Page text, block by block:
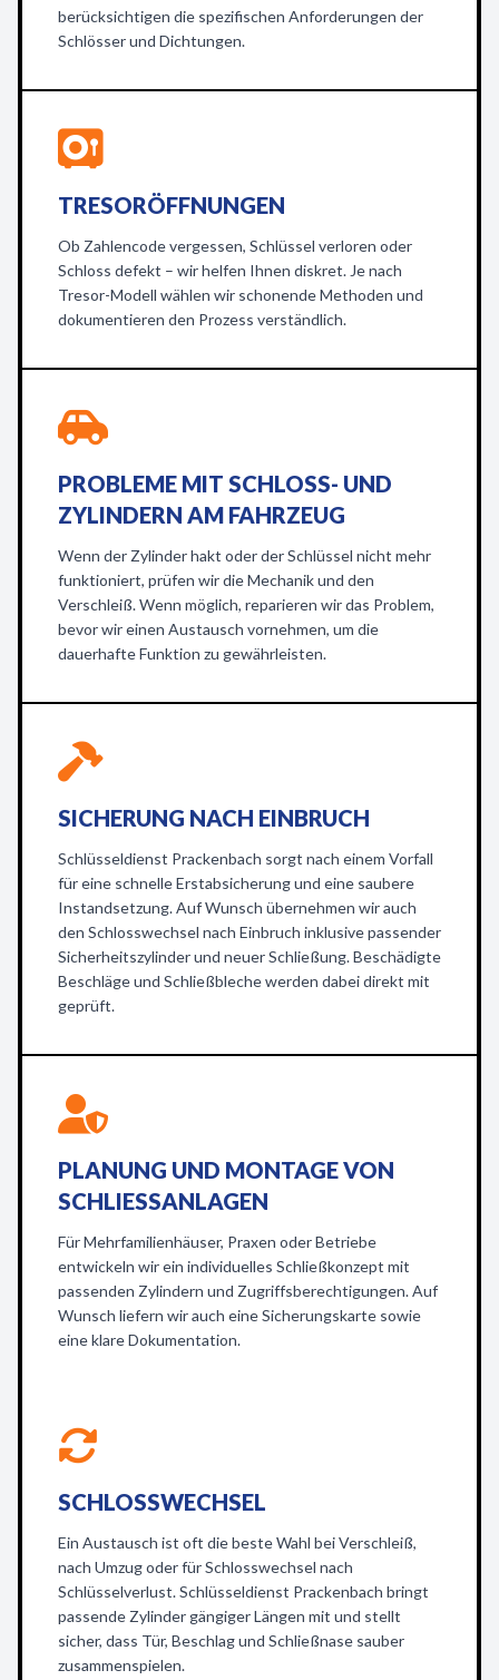
berücksichtigen die spezifischen Anforderungen der
Schlösser und Dichtungen.
TRESORÖFFNUNGEN
Ob Zahlencode vergessen, Schlüssel verloren oder
Schloss defekt – wir helfen Ihnen diskret. Je nach
Tresor-Modell wählen wir schonende Methoden und
dokumentieren den Prozess verständlich.
PROBLEME MIT SCHLOSS- UND
ZYLINDERN AM FAHRZEUG
Wenn der Zylinder hakt oder der Schlüssel nicht mehr
funktioniert, prüfen wir die Mechanik und den
Verschleiß. Wenn möglich, reparieren wir das Problem,
bevor wir einen Austausch vornehmen, um die
dauerhafte Funktion zu gewährleisten.
SICHERUNG NACH EINBRUCH
Schlüsseldienst Prackenbach sorgt nach einem Vorfall
für eine schnelle Erstabsicherung und eine saubere
Instandsetzung. Auf Wunsch übernehmen wir auch
den Schlosswechsel nach Einbruch inklusive passender
Sicherheitszylinder und neuer Schließung. Beschädigte
Beschläge und Schließbleche werden dabei direkt mit
geprüft.
PLANUNG UND MONTAGE VON
SCHLIESSANLAGEN
Für Mehrfamilienhäuser, Praxen oder Betriebe
entwickeln wir ein individuelles Schließkonzept mit
passenden Zylindern und Zugriffsberechtigungen. Auf
Wunsch liefern wir auch eine Sicherungskarte sowie
eine klare Dokumentation.
SCHLOSSWECHSEL
Ein Austausch ist oft die beste Wahl bei Verschleiß,
nach Umzug oder für Schlosswechsel nach
Schlüsselverlust. Schlüsseldienst Prackenbach bringt
passende Zylinder gängiger Längen mit und stellt
sicher, dass Tür, Beschlag und Schließnase sauber
zusammenspielen.